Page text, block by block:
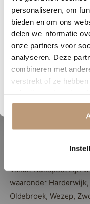
Nu
Vraag snel een
personaliseren, om
bieden en om ons
delen we informatie
onze partners voor
analyseren. Deze
combineren met
verstrekt of ze
Ruim assortiment
Gratis stalen
eigen ruimte
Professionele
afwerking
Werkgebied
Vanuit Nunspeet zijn
waaronder
Oldebroek, Wezep,